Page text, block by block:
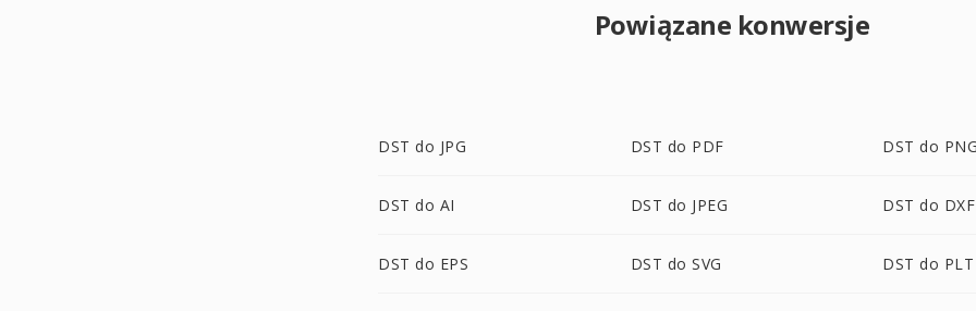
Powiązane konwersje
DST do JPG DST do PDF DST do
DST do AI DST do JPEG DST do DXF
DST do EPS DST do SVG DST do PLT